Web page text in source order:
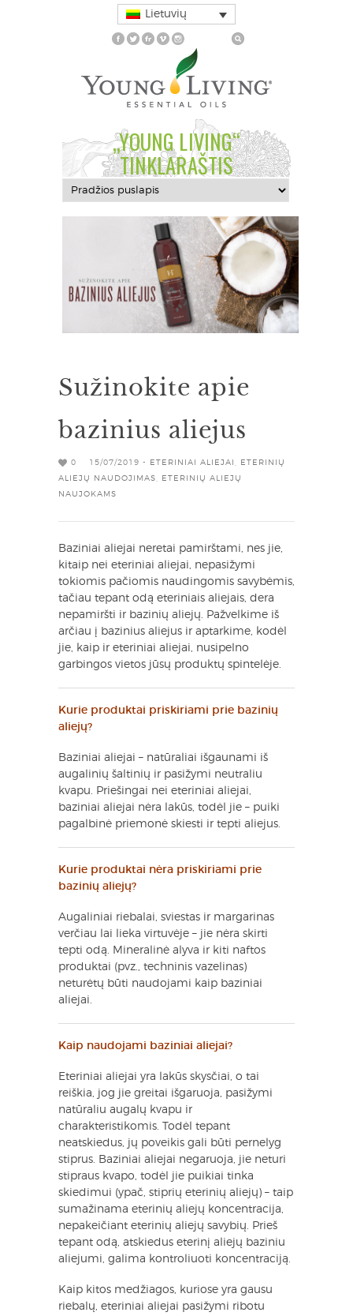
Lietuvių
„YOUNG LIVING“
TINKLARAŠTIS
Sužinokite apie
bazinius aliejus
0 15/07/2019 - ETERINIAI ALIEJAI
ETERINIŲ
ALIEJŲ NAUDOJIMAS
ETERINIŲ ALIEJŲ
NAUJOKAMS
Baziniai aliejai neretai pamirštami, nes jie,
kitaip nei eteriniai aliejai, nepasižymi
tokiomis pačiomis naudingomis savybėmis,
tačiau tepant odą eteriniais aliejais, dera
nepamiršti ir bazinių aliejų. Pažvelkime iš
arčiau į bazinius aliejus ir aptarkime, kodėl
jie, kaip ir eteriniai aliejai, nusipelno
garbingos vietos jūsų produktų spintelėje.
Kurie produktai priskiriami prie bazinių
aliejų?
Baziniai aliejai – natūraliai išgaunami iš
augalinių šaltinių ir pasižymi neutraliu
kvapu. Priešingai nei eteriniai aliejai,
baziniai aliejai nėra lakūs, todėl jie – puiki
pagalbinė priemonė skiesti ir tepti aliejus.
Kurie produktai nėra priskiriami prie
bazinių aliejų?
Augaliniai riebalai, sviestas ir margarinas
verčiau lai lieka virtuvėje – jie nėra skirti
tepti odą. Mineralinė alyva ir kiti naftos
produktai (pvz., techninis vazelinas)
neturėtų būti naudojami kaip baziniai
aliejai.
Kaip naudojami baziniai aliejai?
Eteriniai aliejai yra lakūs skysčiai, o tai
reiškia, jog jie greitai išgaruoja, pasižymi
natūraliu augalų kvapu ir
charakteristikomis. Todėl tepant
neatskiedus, jų poveikis gali būti pernelyg
stiprus. Baziniai aliejai negaruoja, jie neturi
stipraus kvapo, todėl jie puikiai tinka
skiedimui (ypač, stiprių eterinių aliejų) – taip
sumažinama eterinių aliejų koncentracija,
nepakeičiant eterinių aliejų savybių. Prieš
tepant odą, atskiedus eterinį aliejų baziniu
aliejumi, galima kontroliuoti koncentraciją.
Kaip kitos medžiagos, kuriose yra gausu
riebalų, eteriniai aliejai pasižymi ribotu